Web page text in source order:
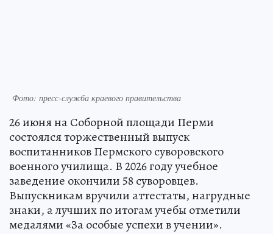
Фото: пресс-служба краевого правительства
26 июня на Соборной площади Перми
состоялся торжественный выпуск
воспитанников Пермского суворовского
военного училища. В 2026 году учебное
заведение окончили 58 суворовцев.
Выпускникам вручили аттестаты, нагрудные
знаки, а лучших по итогам учебы отметили
медалями «За особые успехи в учении».